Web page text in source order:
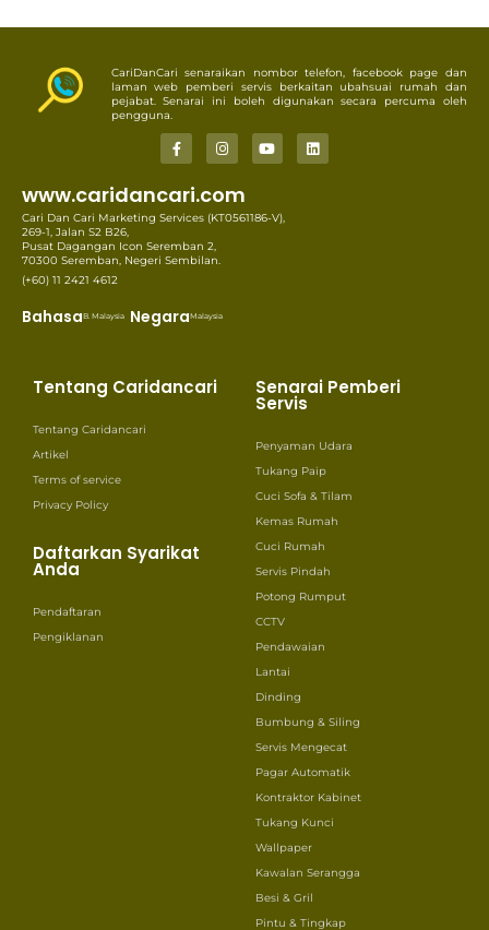
CariDanCari senaraikan nombor telefon, facebook page dan
laman web pemberi servis berkaitan ubahsuai rumah dan
pejabat. Senarai ini boleh digunakan secara percuma oleh
pengguna.
www.caridancari.com
Cari Dan Cari Marketing Services (KT0561186-V),
269-1, Jalan S2 B26,
Pusat Dagangan Icon Seremban 2,
70300 Seremban, Negeri Sembilan.
(+60) 11 2421 4612
BahasaB. Malaysia NegaraMalaysia
Tentang Caridancari
Tentang Caridancari
Artikel
Terms of service
Privacy Policy
Daftarkan Syarikat
Anda
Pendaftaran
Pengiklanan
Senarai Pemberi
Servis
Penyaman Udara
Tukang Paip
Cuci Sofa & Tilam
Kemas Rumah
Cuci Rumah
Servis Pindah
Potong Rumput
CCTV
Pendawaian
Lantai
Dinding
Bumbung & Siling
Servis Mengecat
Pagar Automatik
Kontraktor Kabinet
Tukang Kunci
Wallpaper
Kawalan Serangga
Besi & Gril
Pintu & Tingkap